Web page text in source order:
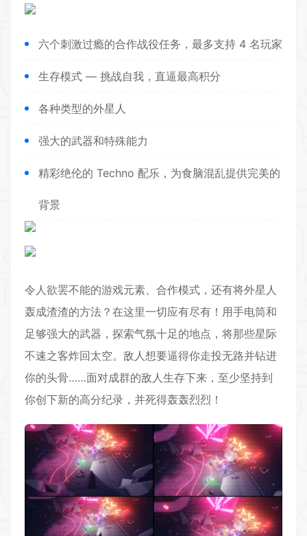
六个刺激过瘾的合作战役任务，最多支持 4 名玩家
生存模式 — 挑战自我，直逼最高积分
各种类型的外星人
强大的武器和特殊能力
精彩绝伦的 Techno 配乐，为食脑混乱提供完美的
背景
令人欲罢不能的游戏元素、合作模式，还有将外星人
轰成渣渣的方法？在这里一切应有尽有！用手电筒和
足够强大的武器，探索气氛十足的地点，将那些星际
不速之客炸回太空。敌人想要逼得你走投无路并钻进
你的头骨……面对成群的敌人生存下来，至少坚持到
你创下新的高分纪录，并死得轰轰烈烈！